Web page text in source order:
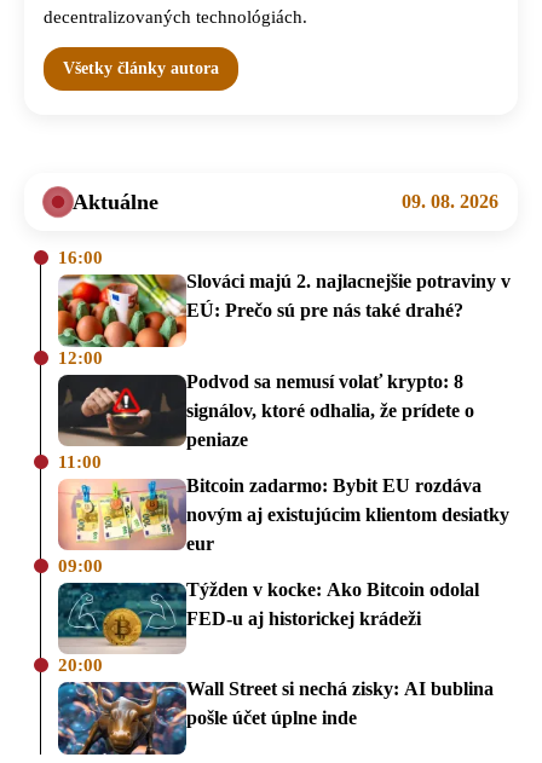
decentralizovaných technológiách.
Všetky články autora
Aktuálne 09. 08. 2026
16:00
Slováci majú 2. najlacnejšie potraviny v
EÚ: Prečo sú pre nás také drahé?
12:00
Podvod sa nemusí volať krypto: 8
signálov, ktoré odhalia, že prídete o
peniaze
11:00
Bitcoin zadarmo: Bybit EU rozdáva
novým aj existujúcim klientom desiatky
eur
09:00
Týžden v kocke: Ako Bitcoin odolal
FED-u aj historickej krádeži
20:00
Wall Street si nechá zisky: AI bublina
pošle účet úplne inde